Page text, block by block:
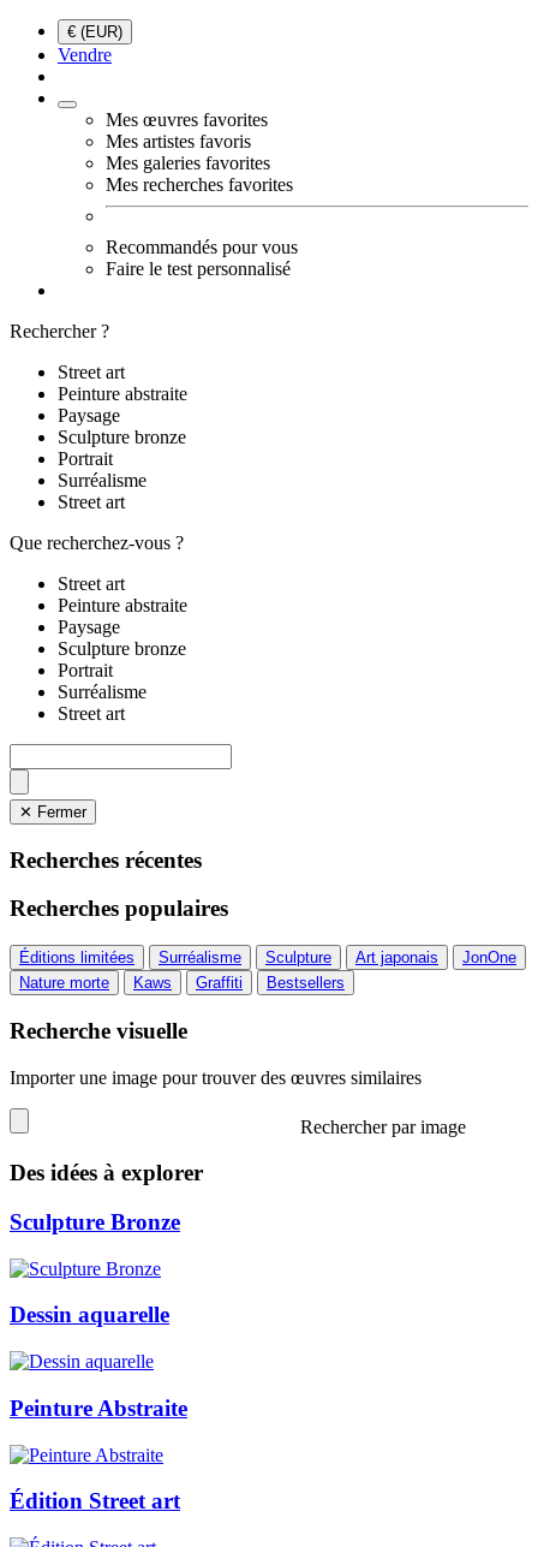
€ (EUR)
Vendre
Mes œuvres favorites
Mes artistes favoris
Mes galeries favorites
Mes recherches favorites
Recommandés pour vous
Faire le test personnalisé
Rechercher ?
Street art
Peinture abstraite
Paysage
Sculpture bronze
Portrait
Surréalisme
Street art
Que recherchez-vous ?
Street art
Peinture abstraite
Paysage
Sculpture bronze
Portrait
Surréalisme
Street art
✕ Fermer
Recherches récentes
Recherches populaires
Éditions limitées Surréalisme Sculpture Art japonais
JonOne
Nature morte
Kaws Graffiti Bestsellers
Recherche visuelle
Importer une image pour trouver des œuvres similaires
Rechercher par image
Des idées à explorer
Sculpture Bronze
Dessin aquarelle
Peinture Abstraite
Édition Street art